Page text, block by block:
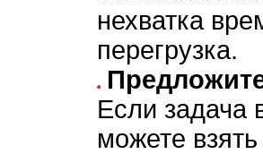
нехватка
перегрузка.
Если задача
можете